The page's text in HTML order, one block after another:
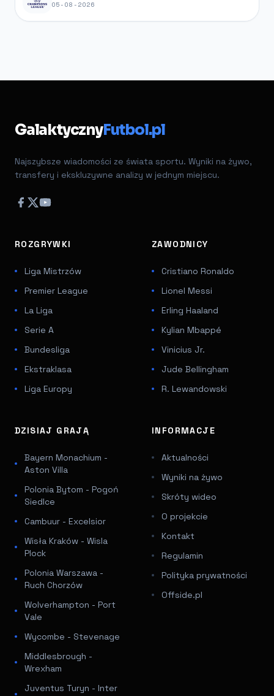
05-08-2026
GalaktycznyFutbol.pl
Najszybsze wiadomości ze świata sportu. Wyniki na żywo,
transfery i ekskluzywne analizy w jednym miejscu.
ROZGRYWKI
Liga Mistrzów
Premier League
La Liga
Serie A
Bundesliga
Ekstraklasa
Liga Europy
ZAWODNICY
Cristiano Ronaldo
Lionel Messi
Erling Haaland
Kylian Mbappé
Vinicius Jr.
Jude Bellingham
R. Lewandowski
DZISIAJ GRAJĄ
Bayern Monachium -
Aston Villa
Polonia Bytom - Pogoń
Siedlce
Cambuur - Excelsior
Wisła Kraków - Wisla
Plock
Polonia Warszawa -
Ruch Chorzów
Wolverhampton - Port
Vale
Wycombe - Stevenage
Middlesbrough -
Wrexham
Juventus Turyn - Inter
INFORMACJE
Aktualności
Wyniki na żywo
Skróty wideo
O projekcie
Kontakt
Regulamin
Polityka prywatności
Offside.pl